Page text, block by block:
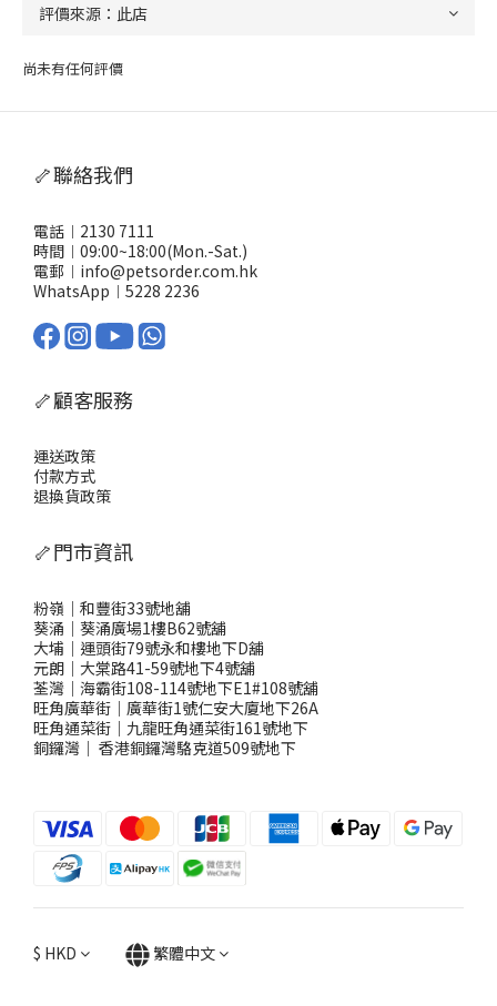
尚未有任何評價
🦴聯絡我們
電話︱2130 7111
時間︱09:00~18:00(Mon.-Sat.)
電郵︱info@petsorder.com.hk
WhatsApp︱ 5228 2236
🦴顧客服務
運送政策
付款方式
退換貨政策
🦴門市資訊
粉嶺｜和豐街33號地舖
葵涌｜葵涌廣場1樓B62號舖
大埔｜運頭街79號永和樓地下D舖
元朗｜大棠路41-59號地下4號舖
荃灣｜海霸街108-114號地下E1#108號舖
旺角廣華街｜廣華街1號仁安大廈地下26A
旺角通菜街｜九龍旺角通菜街161號地下
銅鑼灣 ｜ 香港銅鑼灣駱克道509號地下
$ HKD 繁體中文